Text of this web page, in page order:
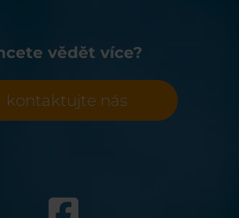
vědět více?
kontaktujte nás